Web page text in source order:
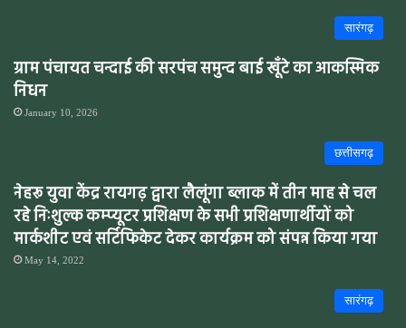
सारंगढ़
ग्राम पंचायत चन्दाई की सरपंच समुन्द बाई खूँटे का आकस्मिक
निधन
January 10, 2026
छत्तीसगढ़
नेहरू युवा केंद्र रायगढ़ द्वारा लैलूंगा ब्लाक में तीन माह से चल
रहे निःशुल्क कम्प्यूटर प्रशिक्षण के सभी प्रशिक्षणार्थीयों को
मार्कशीट एवं सर्टिफिकेट देकर कार्यक्रम को संपन्न किया गया
May 14, 2022
सारंगढ़